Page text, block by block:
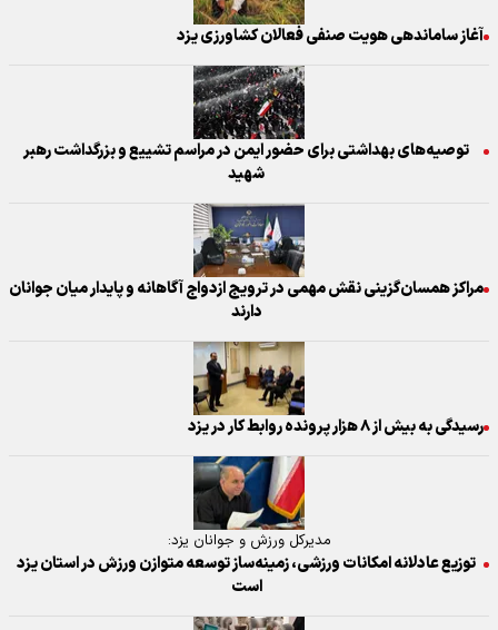
آغاز ساماندهی هویت صنفی فعالان کشاورزی یزد
توصیه‌های بهداشتی برای حضور ایمن در مراسم تشییع و بزرگداشت رهبر
شهید
مراکز همسان‌گزینی نقش مهمی در ترویج ازدواج آگاهانه و پایدار میان جوانان
دارند
رسیدگی به بیش از ۸ هزار پرونده روابط کار در یزد
مدیرکل ورزش و جوانان یزد:
توزیع عادلانه امکانات ورزشی، زمینه‌ساز توسعه متوازن ورزش در استان یزد
است